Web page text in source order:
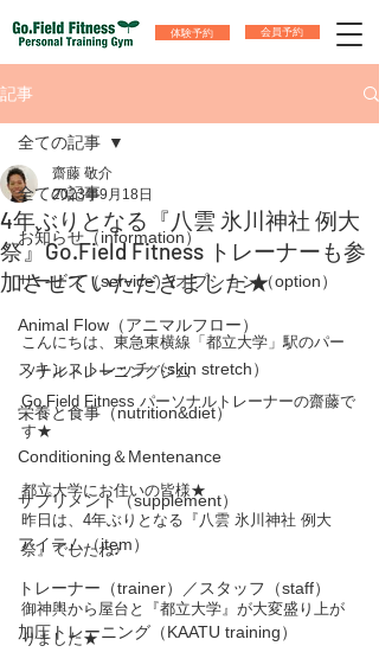
体験予約 会員予約
記事
全ての記事
お知らせ（information）
サービス（service）/オプション（option）
Animal Flow（アニマルフロー）
スキンストレッチ（skin stretch）
栄養と食事（nutrition&diet）
Conditioning＆Mentenance
サプリメント（supplement）
アイテム（item）
トレーナー（trainer）／スタッフ（staff）
加圧トレーニング（KAATU training）
全ての記事
4年ぶりとなる『八雲 氷川神社 例大
祭』Go.Field Fitness トレーナーも参
加させていただきました★
齋藤 敬介
2023年9月18日
こんにちは、東急東横線「都立大学」駅のパー
ソナルトレーニングジム
Go.Field Fitness パーソナルトレーナーの齋藤で
す★
都立大学にお住いの皆様★
昨日は、4年ぶりとなる『八雲 氷川神社 例大
祭』でしたね♪
御神輿から屋台と『都立大学』が大変盛り上が
りました★